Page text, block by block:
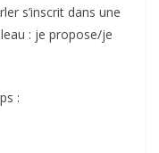
s’inscrit dans une
: je propose/je
: